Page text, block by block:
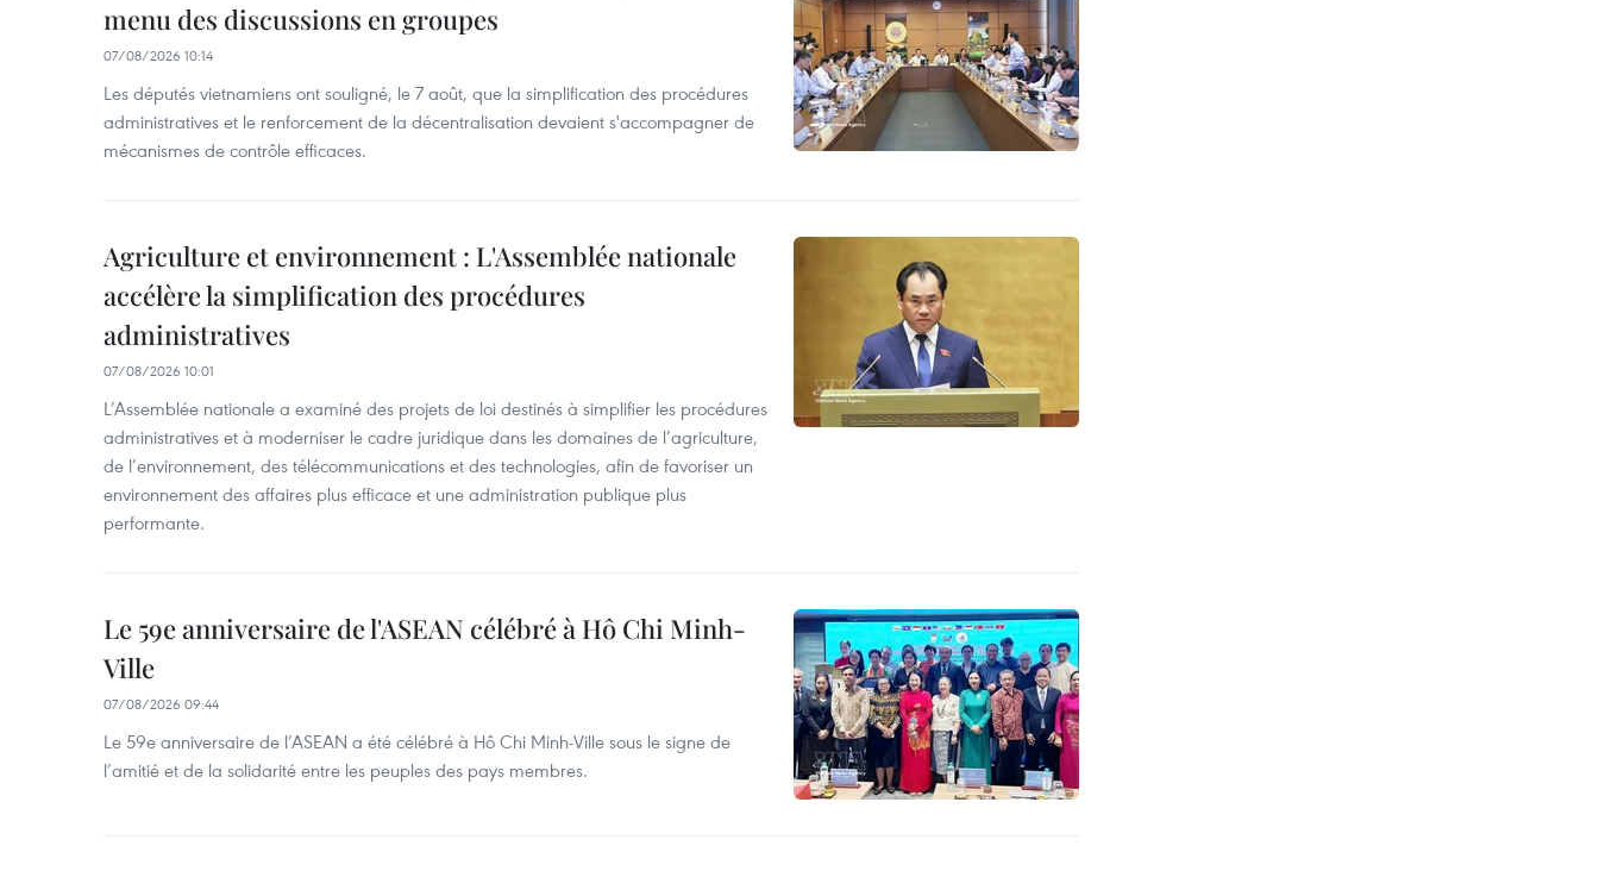
menu des discussions en groupes
07/08/2026 10:14
Les députés vietnamiens ont souligné, le 7 août, que la simplification des procédures
administratives et le renforcement de la décentralisation devaient s'accompagner de
mécanismes de contrôle efficaces.
Agriculture et environnement : L'Assemblée nationale
accélère la simplification des procédures
administratives
07/08/2026 10:01
L’Assemblée nationale a examiné des projets de loi destinés à simplifier les procédures
administratives et à moderniser le cadre juridique dans les domaines de l’agriculture,
de l’environnement, des télécommunications et des technologies, afin de favoriser un
environnement des affaires plus efficace et une administration publique plus
performante.
Le 59e anniversaire de l'ASEAN célébré à Hô Chi Minh-
Ville
07/08/2026 09:44
Le 59e anniversaire de l’ASEAN a été célébré à Hô Chi Minh-Ville sous le signe de
l’amitié et de la solidarité entre les peuples des pays membres.